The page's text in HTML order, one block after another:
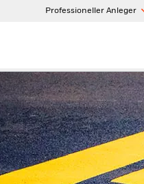
Professioneller Anleger